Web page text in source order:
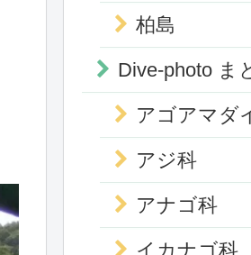
柏島
Dive-photo ま
アゴアマダ
アジ科
アナゴ科
イカナゴ科